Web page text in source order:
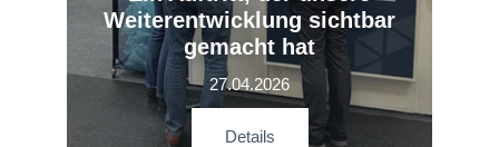
Weiterentwicklung sichtbar
gemacht hat
27.04.2026
Details